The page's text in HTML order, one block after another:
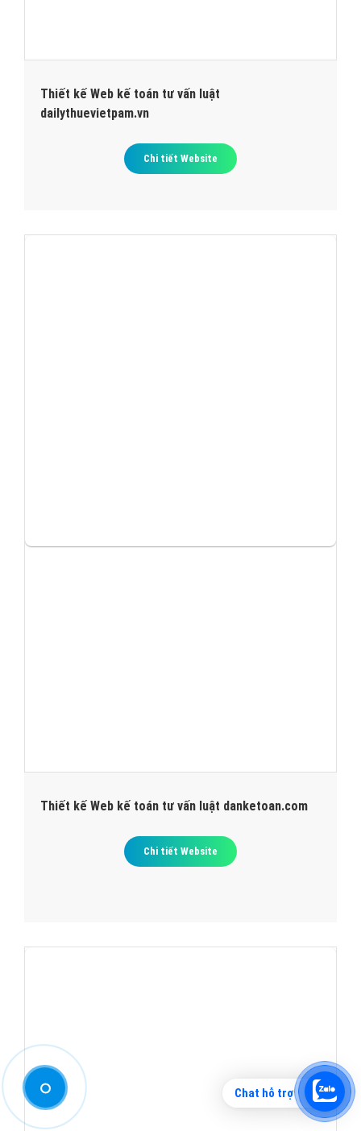
Thiết kế Web kế toán tư vấn luật
dailythuevietpam.vn
Chi tiết Website
Thiết kế Web kế toán tư vấn luật danketoan.com
Chi tiết Website
Chat hỗ trợ